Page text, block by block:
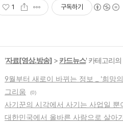
1 구독하기
'자료[영상.방송] > 카드뉴스' 카테고리
9월부터 새로이 바뀌는 정보 _ '희망
그리움 (0)
사기꾼의 시각에서 사기는 사업일 뿐
대한민국에서 올바른 사람으로 살아